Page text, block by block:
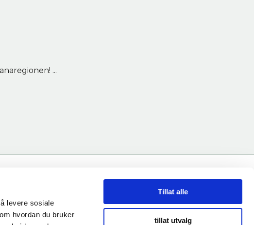
levere sosiale
hvordan du bruker
Tillat alle
tillat utvalg
...
Personvernserklæring